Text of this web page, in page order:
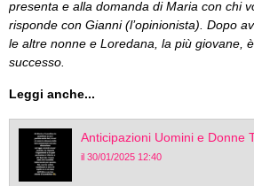
presenta e alla domanda di Maria con chi
risponde con Gianni (l’opinionista). Dopo
le altre nonne e Loredana, la più giovane,
successo.
Leggi anche...
Anticipazioni Uomini e Donne
il 30/01/2025 12:40